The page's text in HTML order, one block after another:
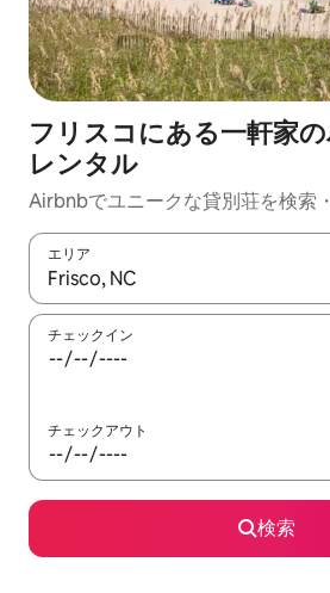
フリスコにある一軒家
レンタル
Airbnbでユニークな貸別荘を検索
エリア
検索結果が表示されたら、上下の矢
チェックイン
チェックアウト
検索